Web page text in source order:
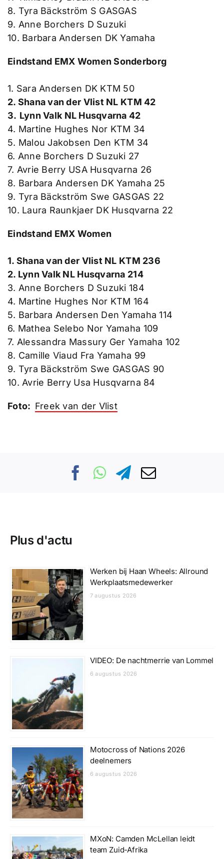
8. Tyra Bäckström S GASGAS
9. Anne Borchers D Suzuki
10. Barbara Andersen DK Yamaha
Eindstand EMX Women Sonderborg
1. Sara Andersen DK KTM 50
2. Shana van der Vlist NL KTM 42
3. Lynn Valk NL Husqvarna 42
4. Martine Hughes Nor KTM 34
5. Malou Jakobsen Den KTM 34
6. Anne Borchers D Suzuki 27
7. Avrie Berry USA Husqvarna 26
8. Barbara Andersen DK Yamaha 25
9. Tyra Bäckström Swe GASGAS 22
10. Laura Raunkjaer DK Husqvarna 22
Eindstand EMX Women
1. Shana van der Vlist NL KTM 236
2. Lynn Valk NL Husqvarna 214
3. Anne Borchers D Suzuki 184
4. Martine Hughes Nor KTM 164
5. Barbara Andersen Den Yamaha 114
6. Mathea Selebo Nor Yamaha 109
7. Alessandra Massury Ger Yamaha 102
8. Camille Viaud Fra Yamaha 99
9. Tyra Bäckström Swe GASGAS 90
10. Avrie Berry Usa Husqvarna 84
Foto: Freek van der Vlist
Plus d'actu
Werken bij Haan Wheels: Allround
Werkplaatsmedewerker
7 augustus 2026
VIDEO: De nachtmerrie van Lommel
6 augustus 2026
Motocross of Nations 2026
deelnemers
6 augustus 2026
MXoN: Camden McLellan leidt
team Zuid-Afrika